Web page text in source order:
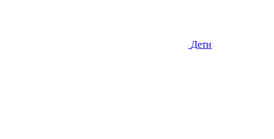
Дети